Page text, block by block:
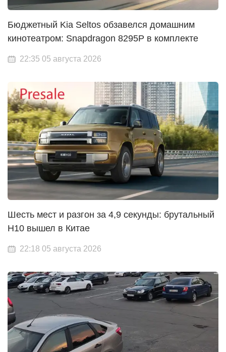
Бюджетный Kia Seltos обзавелся домашним
кинотеатром: Snapdragon 8295P в комплекте
22:35 05 августа 2026
Шесть мест и разгон за 4,9 секунды: брутальный
H10 вышел в Китае
22:18 05 августа 2026